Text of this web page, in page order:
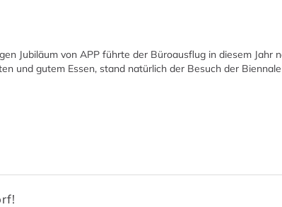
Jubiläum von APP führte der Büroausflug in diesem Jahr
und gutem Essen, stand natürlich der Besuch der